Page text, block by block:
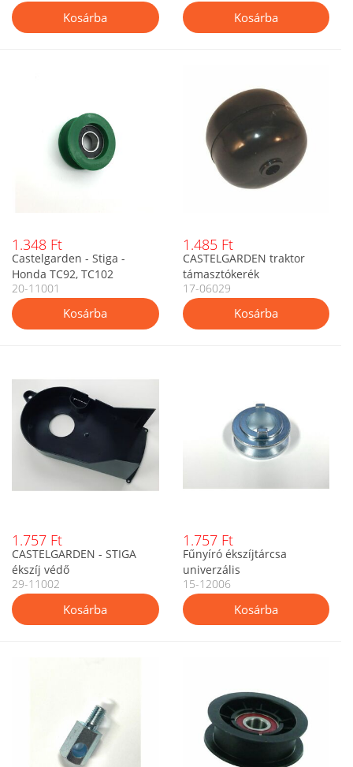
1.348 Ft
Castelgarden - Stiga -
Honda TC92, TC102
ékszíjtárcsa
20-11001
1.485 Ft
CASTELGARDEN traktor
támasztókerék
17-06029
1.757 Ft
CASTELGARDEN - STIGA
ékszíj védő
29-11002
1.757 Ft
Fűnyíró ékszíjtárcsa
univerzális
15-12006